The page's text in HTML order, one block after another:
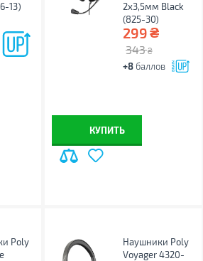
13)
2х3,5мм Black
(825-30)
299₴
343 ₴
+8 баллов
КУПИТЬ
Poly
Наушники Poly
Voyager 4320-